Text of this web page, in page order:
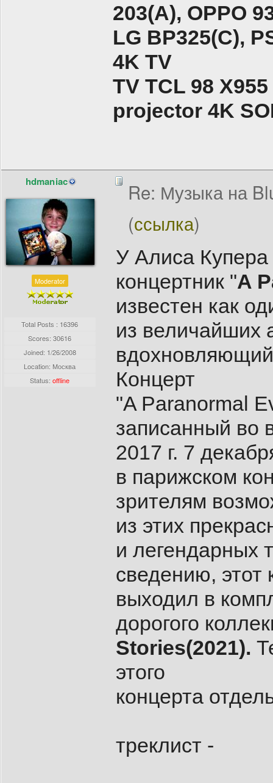
203(A), ОPPO
LG BP325(C),
4K TV
TV TCL 98 X955
projector 4K
hdmaniac
Moderator
Total Posts : 16396
Scores: 30616
Joined: 1/26/2008
Location: Москва
Status:offline
Re: Музыка на
(ссылка)
У Алиса
концертник "A
известен как
из величайших
Концерт
"A Paranormal
записанный во
2017 г. 7
в парижском
зрителям
из этих
и легендарных
сведению, этот
выходил в
дорогого
Stories(2021).
этого
концерта
треклист -